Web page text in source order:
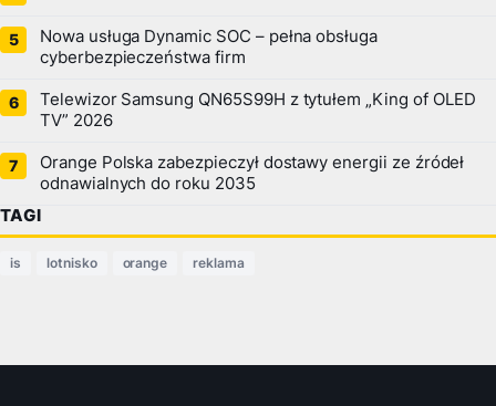
Nowa usługa Dynamic SOC – pełna obsługa
cyberbezpieczeństwa firm
Telewizor Samsung QN65S99H z tytułem „King of OLED
TV” 2026
Orange Polska zabezpieczył dostawy energii ze źródeł
odnawialnych do roku 2035
TAGI
is lotnisko orange reklama